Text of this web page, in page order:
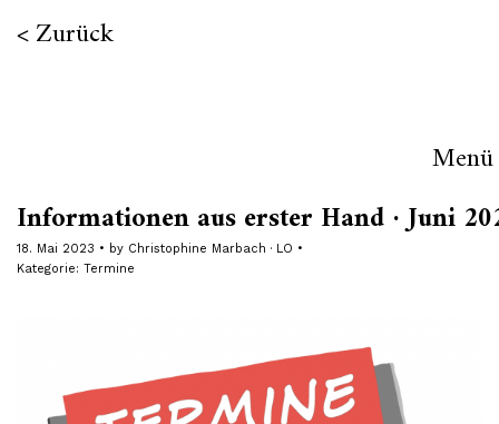
Zurück
Menü
Informationen aus erster Hand · Juni
18. Mai 2023 by Christophine Marbach · LO
Kategorie: Termine